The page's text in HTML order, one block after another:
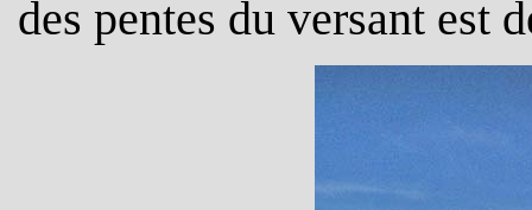
des pentes du versant est